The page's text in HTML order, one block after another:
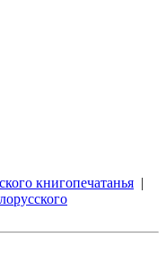
книгопечатанья |